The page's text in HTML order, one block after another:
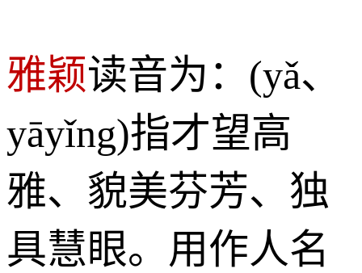
雅颖读音为：(yǎ、
yāyǐng)指才望高
雅、貌美芬芳、独
具慧眼。用作人名